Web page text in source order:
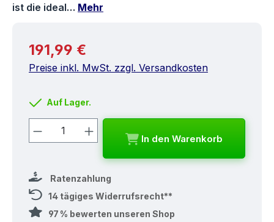
ist die ideal… Mehr
Regulärer Preis:
191,99 €
Preise inkl. MwSt. zzgl. Versandkosten
Auf Lager.
Produkt Anzahl: Gib den
In den Warenkorb
Ratenzahlung
14 tägiges Widerrufsrecht**
97 % bewerten unseren Shop